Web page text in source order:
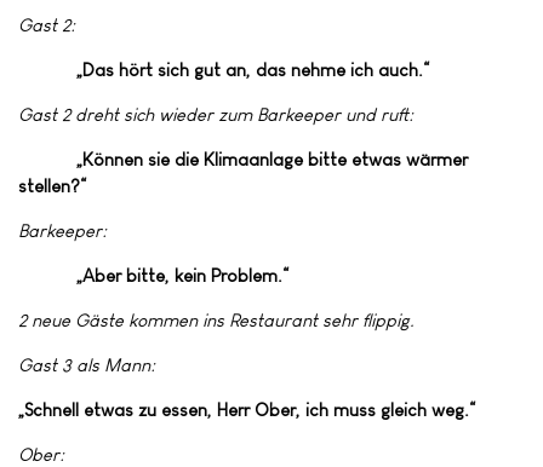
Gast 2:
„Das hört sich gut an, das nehme ich auch.“
Gast 2 dreht sich wieder zum Barkeeper und ruft:
„Können sie die Klimaanlage bitte etwas wärmer
stellen?“
Barkeeper:
„Aber bitte, kein Problem.“
2 neue Gäste kommen ins Restaurant sehr flippig.
Gast 3 als Mann:
„Schnell etwas zu essen, Herr Ober, ich muss gleich weg.“
Ober: